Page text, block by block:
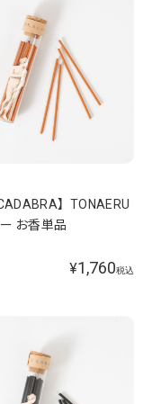
】TONAERU
お香単品
¥1,760税込